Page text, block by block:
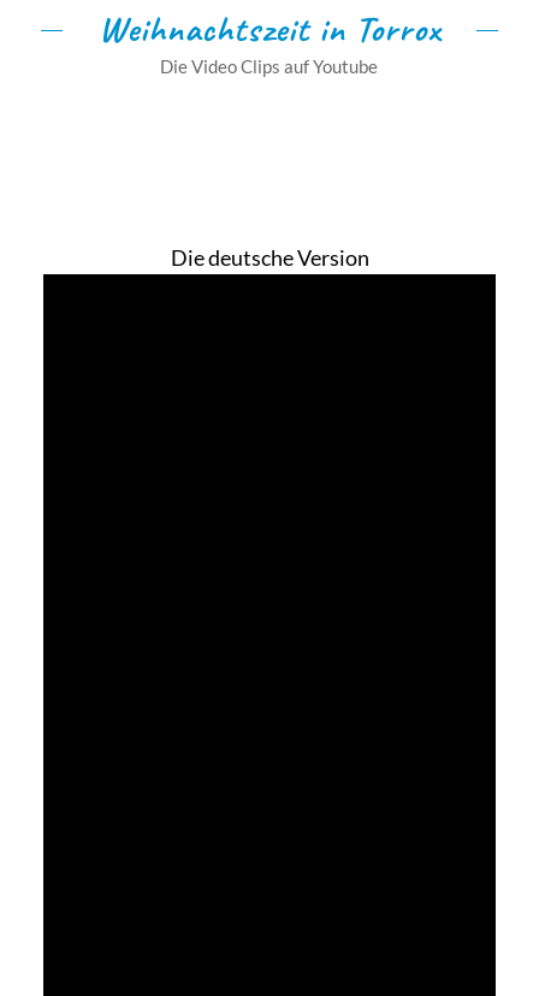
Weihnachtszeit in Torrox
Die Video Clips auf Youtube
Die deutsche Version